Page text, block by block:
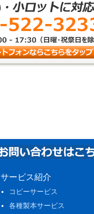
サービス紹介
コピーサービス
各種製本サービス